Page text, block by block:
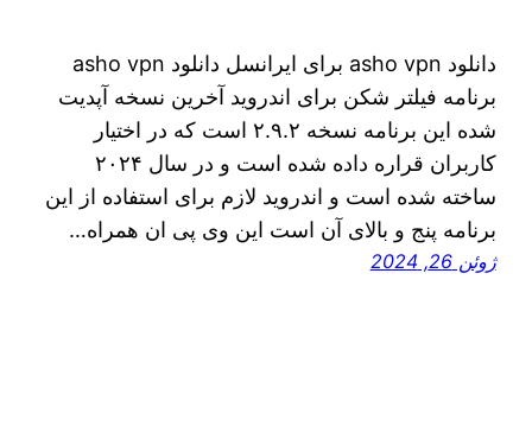
دانلود asho vpn برای ایرانسل دانلود asho vpn
برنامه فیلتر شکن برای اندروید آخرین نسخه آپدیت
شده این برنامه نسخه ۲.۹.۲ است که در اختیار
کاربران قراره داده شده است و در سال ۲۰۲۴
ساخته شده است و اندروید لازم برای استفاده از این
برنامه پنج و بالای آن است این وی پی ان همراه…
ژوئن 26, 2024